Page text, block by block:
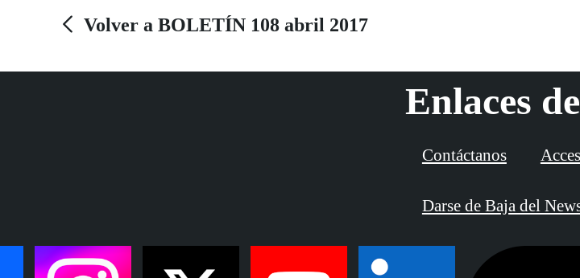
características que se realiza en España.
Volver a BOLETÍN 108 abril 2017
Enlaces
Contáctanos
Darse de Baja del